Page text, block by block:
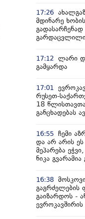
17:26
მდინარე
გადასარჩენად
გარდაცვლილი
17:12
ლარი
გამყარდა
17:01
რუსეთ-
18
განცხადებას
16:55 ჩემი
და არ არის
მეპარება
ნიკა
16:38
გაგრძელების
გაიზარდოს -
ევროკავშირის